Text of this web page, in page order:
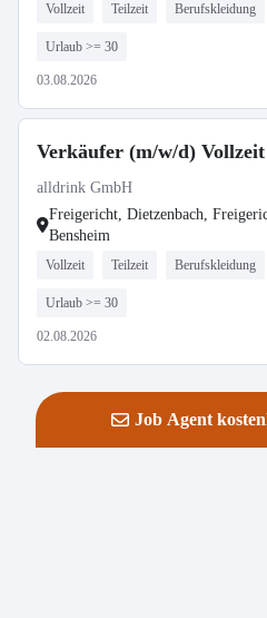
Vollzeit Teilzeit Berufskleidung
Urlaub >= 30
03.08.2026
Verkäufer (m/w/d)
alldrink GmbH
Freigericht, Dietzenbach,
Bensheim
Vollzeit Teilzeit Berufskleidung
Urlaub >= 30
02.08.2026
Job Agent